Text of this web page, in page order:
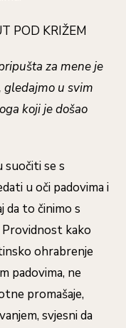
POD KRIŽEM
za mene je
gledajmo u svim
koji je došao
suočiti se s
u oči padovima i
da to činimo s
kako
ohrabrenje
padovima, ne
promašaje,
svjesni da